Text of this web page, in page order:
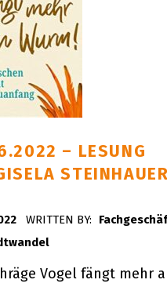
– LESUNG
STEINHAUER
WRITTEN BY:
Vogel fängt mehr